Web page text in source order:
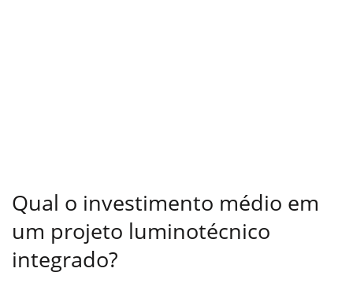
Qual o investimento médio em
um projeto luminotécnico
integrado?